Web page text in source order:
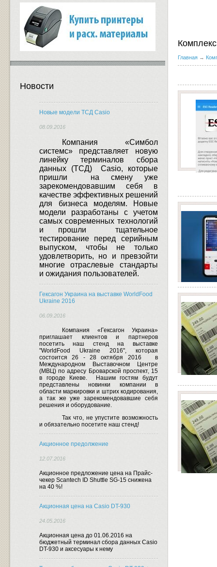
Новости
Новые модели ТСД Casio
08.09.2016
Компания «Симбол
системс» представляет новую
линейку терминалов сбора
данных (ТСД)
Casio, которые
пришли
на смену уже
зарекомендовавшим себя в
качестве эффективных решений
для бизнеса моделям.
Новые
модели разработаны с учетом
самых современных технологий
и прошли
тщательное
тестирование перед серийным
выпуском, чтобы не только
удовлетворить, но и превзойти
многие отраслевые стандарты
и ожидания пользователей.
Гексагон Украина на выставке WorldFood
Ukraine 2016
06.09.2016
Компания «Гексагон Украина»
приглашает клиентов и партнеров
посетить наш стенд на выставке
"WorldFood Ukraine 2016", которая
состоится 26 - 28 октября 2016
в
Международном Выставочном Центре
(МВЦ) по адресу Броварской проспект, 15
в городе Киеве.
Нашим гостям будут
представлены новинки компании в
области маркировки и штрих кодирования,
а так же уже зарекомендовавшие себя
решения и оборудование.
Так что, не упустите возможность
и обязательно посетите наш стенд!
Акционное предолжение
12.07.2016
Акционное предложение цена на Прайс-
чекер Scantech ID Shuttle SG-15 снижена
на 40 %!
Акционная цена на Casio DT-930
24.05.2016
Акционная цена до 01.06.2016 на
бюджетный терминал сбора данных Casio
DT-930 и аксесуары к нему
Главная →